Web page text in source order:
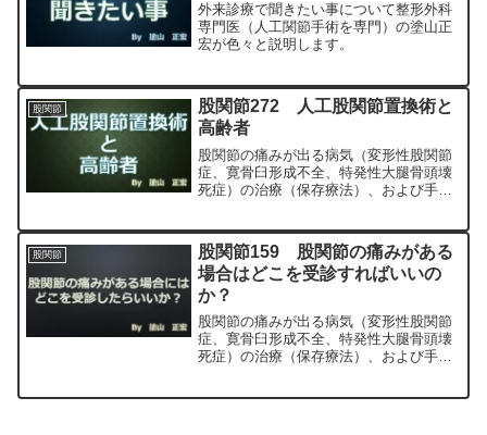
外来診療で聞きたい事について整形外科
専門医（人工関節手術を専門）の塗山正
宏が色々と説明します。
股関節
股関節272 人工股関節置換術と
高齢者
股関節の痛みが出る病気（変形性股関節
症、寛骨臼形成不全、特発性大腿骨頭壊
死症）の治療（保存療法）、および手術
科専門医（人工関節手術を専門）の塗山
正宏が色々と説明します。
股関節
股関節159 股関節の痛みがある
場合はどこを受診すればいいの
か？
股関節の痛みが出る病気（変形性股関節
症、寛骨臼形成不全、特発性大腿骨頭壊
死症）の治療（保存療法）、および手術